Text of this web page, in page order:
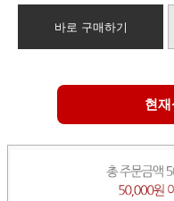
바로 구매하기
현